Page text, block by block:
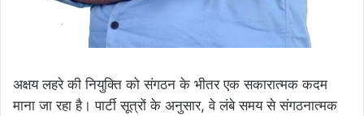
अक्षय लहरे की नियुक्ति को संगठन के भीतर एक सकारात्मक कदम
माना जा रहा है। पार्टी सूत्रों के अनुसार, वे लंबे समय से संगठनात्मक